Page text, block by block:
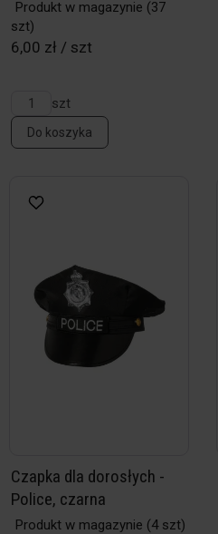
Produkt w magazynie (37
szt)
6,00 zł / szt
szt
Do koszyka
Czapka dla dorosłych -
Police, czarna
Produkt w magazynie (4 szt)